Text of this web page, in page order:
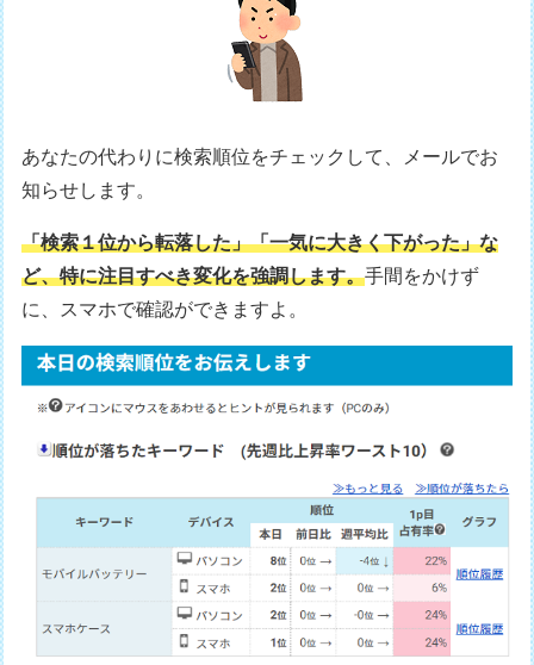
あなたの代わりに検索順位をチェックして、メールでお
知らせします。
「検索１位から転落した」「一気に大きく下がった」な
ど、特に注目すべき変化を強調します。手間をかけず
に、スマホで確認ができますよ。